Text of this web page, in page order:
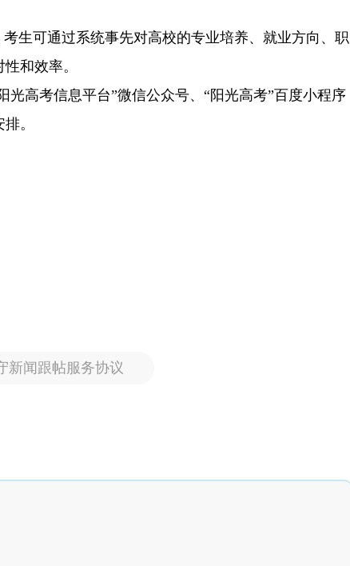
生可通过系统事先对高校的专业培养、就业方向、职
和效率。
光高考信息平台”微信公众号、“阳光高考”百度小程序
。
新闻跟帖服务协议